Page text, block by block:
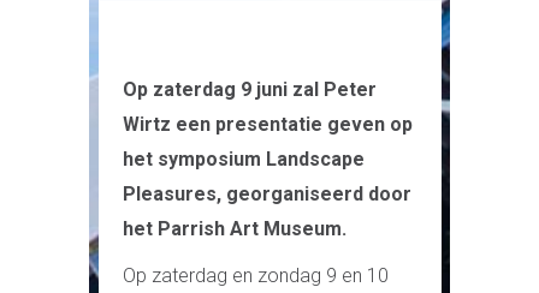
Op zaterdag 9 juni zal Peter
Wirtz een presentatie geven op
het symposium Landscape
Pleasures, georganiseerd door
het Parrish Art Museum.
Op zaterdag en zondag 9 en 10